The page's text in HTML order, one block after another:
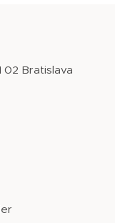
02 Bratislava